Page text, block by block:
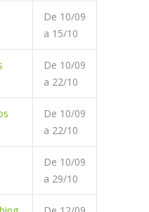
De 10/09
a 15/10
De 10/09
a 22/10
De 10/09
a 22/10
De 10/09
a 29/10